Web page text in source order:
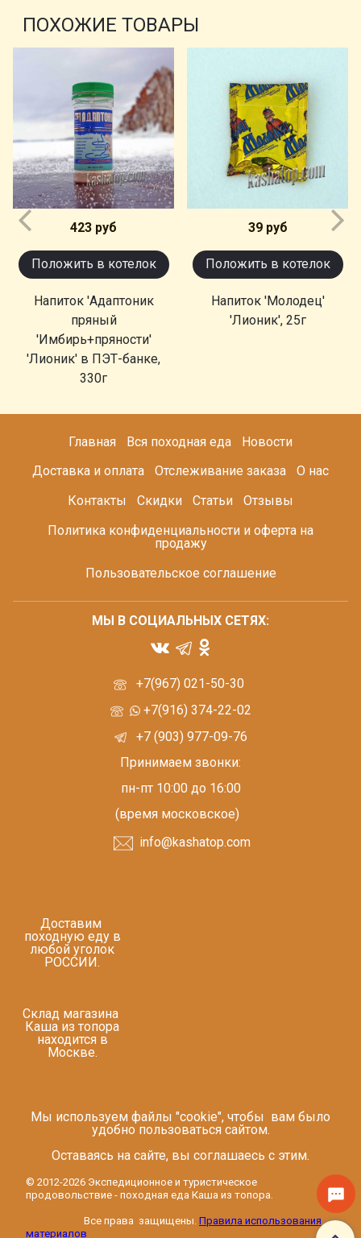
ПОХОЖИЕ ТОВАРЫ
423 руб
Положить в котелок
Напиток 'Адаптоник
пряный
'Имбирь+пряности'
'Лионик' в ПЭТ-банке,
330г
39 руб
Положить в котелок
Напиток 'Молодец'
'Лионик', 25г
Главная Вся походная еда
Новости
Доставка и оплата
Отслеживание заказа
О нас
Контакты
Скидки Статьи
Отзывы
Политика конфиденциальности и оферта на
продажу
Пользовательское соглашение
+7(967) 021-50-30
+7(916) 374-22-02
+7 (903) 977-09-76
Принимаем звонки:
пн-пт 10:00 до 16:00
(время московское)
info@kashatop.com
Доставим
походную еду в
любой уголок
РОССИИ.
Склад магазина
Каша из топора
находится в
Москве.
МЫ В СОЦИАЛЬНЫХ СЕТЯХ:
Мы используем файлы "cookie", чтобы вам было
удобно пользоваться сайтом.
Оставаясь на сайте, вы соглашаесь с этим.
© 2012-2026 Экспедиционное и туристическое
продовольствие - походная еда Каша из топора.
Все права защищены. Правила использования
материалов